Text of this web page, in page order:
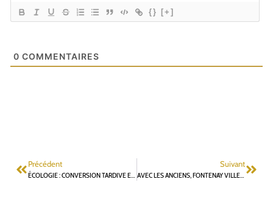
{} [+]
0 COMMENTAIRES
Précédent
ÉCOLOGIE : CONVERSION TARDIVE ET FAUSSES CROYANCES
Suivant
AVEC LES ANCIENS, FONTENAY VILLE ÉCOLOGIQUE, SEREINE ET SOLIDAIRE